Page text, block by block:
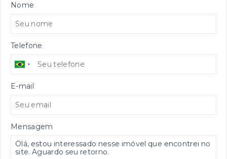
Nome
Telefone
E-mail
Mensagem